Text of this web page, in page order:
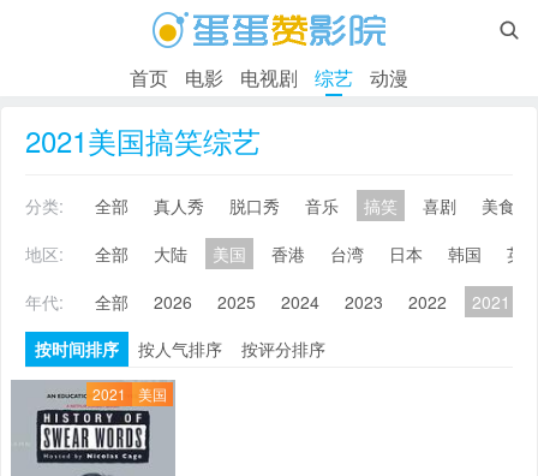

首页 电影 电视剧 综艺 动漫
2021美国搞笑综艺
分类: 全部 真人秀 脱口秀 音乐 搞笑 喜剧
美食
地区:
全部 大陆 美国 香港 台湾 日本 韩国
英
年代:
全部 2026 2025 2024 2023 2022 2021
按时间排序
按人气排序 按评分排序
2021 美国